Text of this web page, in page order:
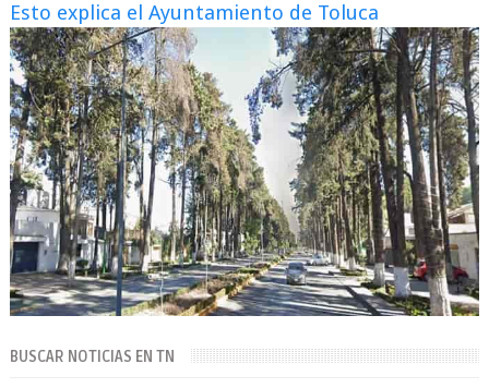
Esto explica el Ayuntamiento de Toluca
BUSCAR NOTICIAS EN TN